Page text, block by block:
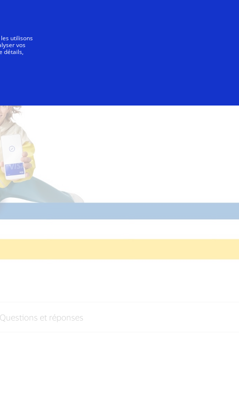
Questions et réponses
utilisons
vos
détails,